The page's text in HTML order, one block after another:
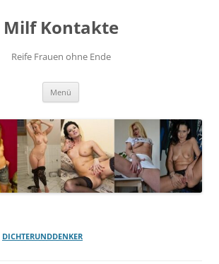
Milf Kontakte
Reife Frauen ohne Ende
Menü
DICHTERUNDDENKER